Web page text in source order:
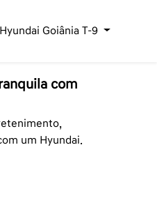
Goiânia T-9
com
um Hyundai.